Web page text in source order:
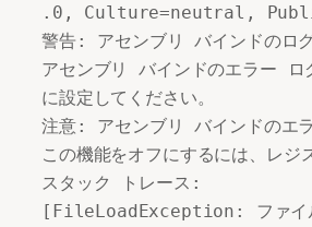
.0, Culture=neutral,
警告: アセンブリ バインドのロ
アセンブリ バインドのエラー
に設定してください。
注意: アセンブリ バインドのエ
この機能をオフにするには、
スタック トレース:
[FileLoadException: ファ